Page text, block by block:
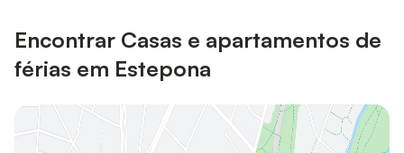
Encontrar Casas e apartamentos de
férias em Estepona